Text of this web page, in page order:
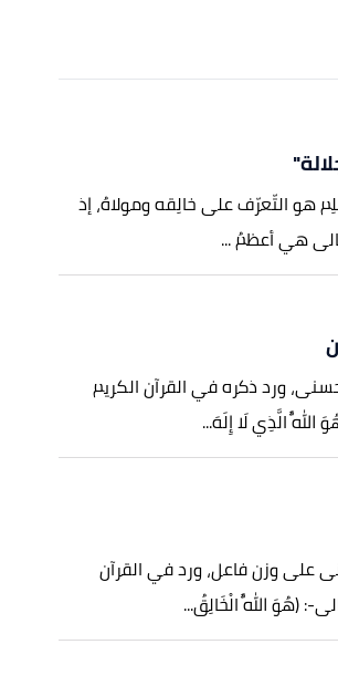
هو التّعرّف على خالِقه ومولاهُ، إذ
هي أعظمُ ...
ورد ذكره في القرآن الكريم
الَّذِي لَا إِلَهَ...
على وزن فاعل، ورد في القرآن